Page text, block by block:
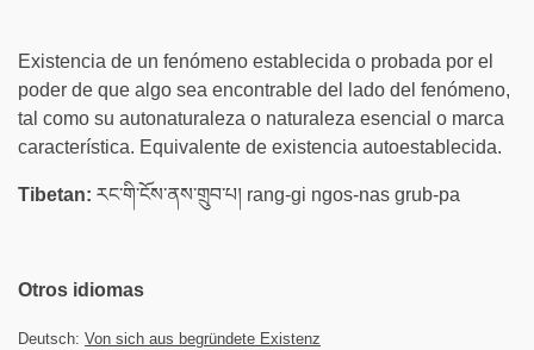
Existencia de un fenómeno establecida o probada por el
poder de que algo sea encontrable del lado del fenómeno,
tal como su autonaturaleza o naturaleza esencial o marca
característica. Equivalente de existencia autoestablecida.
Tibetan: རང་གི་ངོས་ནས་གྲུབ་པ། rang-gi ngos-nas grub-pa
Otros idiomas
Deutsch: Von sich aus begründete Existenz